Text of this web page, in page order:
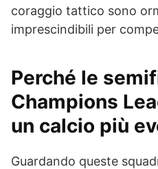
coraggio tattico sono
imprescindibili per
Perché le
Champions
un calcio più
Guardando queste